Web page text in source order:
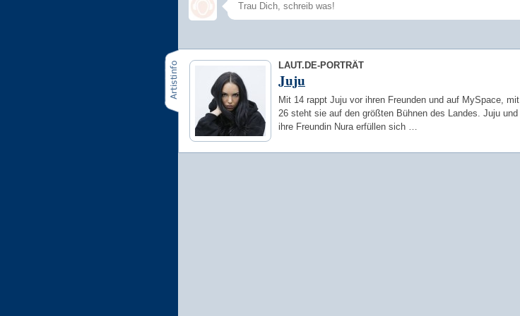
LAUT.DE-PORTRÄT
Juju
Mit 14 rappt Juju vor ihren Freunden und auf MySpace, mit
26 steht sie auf den größten Bühnen des Landes. Juju und
ihre Freundin Nura erfüllen sich …